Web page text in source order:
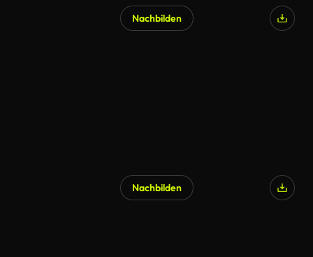
Nachbilden
Nachbilden